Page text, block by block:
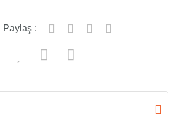
Paylaş :